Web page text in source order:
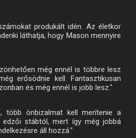
produkált idén. Az életkor
láthatja, hogy Mason mennyire
még ennél is többre lesz
erősödnie kell. Fantasztikusan
és még ennél is jobb lesz."
több önbizalmat kell merítenie a
stábtól, mert így még jobbá
áll hozzá."